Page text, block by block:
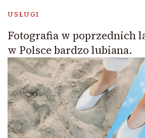
USŁUGI
Fotografia w poprzednich
w Polsce bardzo lubiana.